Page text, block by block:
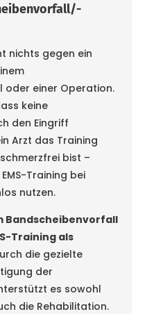
nichts gegen ein
oder einer Operation.
keine
den Eingriff
Arzt das Training
bist –
Training bei
nutzen.
Bandscheibenvorfall
Training als
die gezielte
der
es sowohl
die Rehabilitation.